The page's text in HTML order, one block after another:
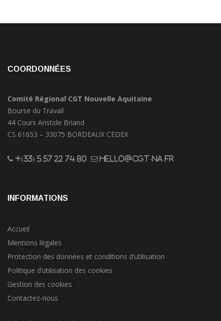
COORDONNÉES
Comité Régional CGT Nouvelle Aquitaine
Bourse du Travail
44 Cours Aristide Briand
CS 61653 – 33075 BORDEAUX CEDEX
+(33) 5 57 22 74 80 hello@cgt-na.fr
INFORMATIONS
Accueil
Mentions légales
Protection des données et conditions d’utilisation
Politique d’utilisation des cookies
Gestion des cookies
Contactez-nous